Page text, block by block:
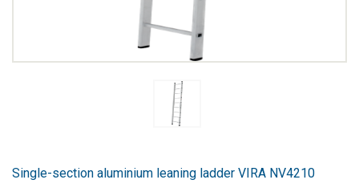
der
Single-section aluminium leaning ladder VIRA NV4210